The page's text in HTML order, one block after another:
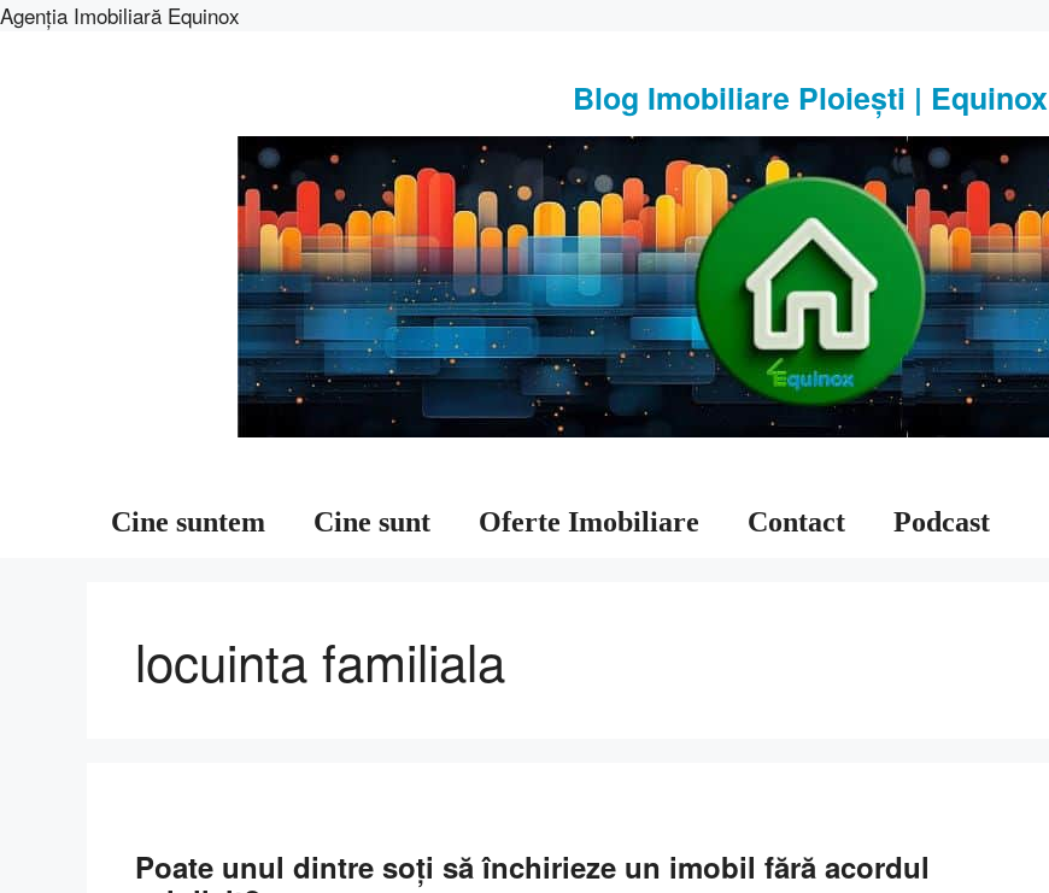
Agenția Imobiliară Equinox
Blog Imobiliare Ploiești | Equinox
Cine suntem Cine sunt Oferte Imobiliare Contact Podcast
locuinta familiala
Poate unul dintre soţi să închirieze un imobil fără acordul